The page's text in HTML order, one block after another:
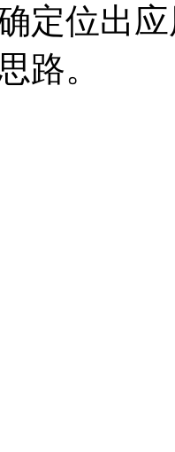
定位出
路。